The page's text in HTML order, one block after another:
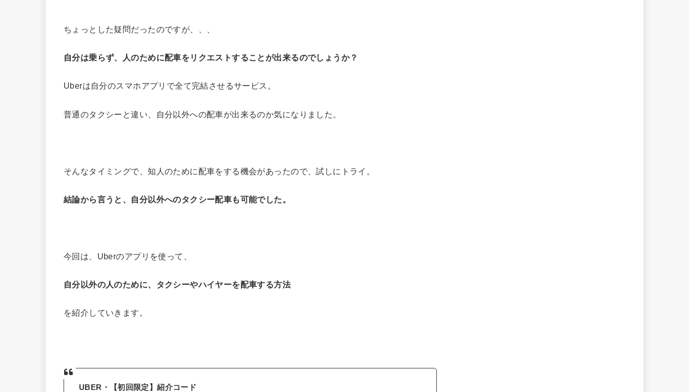
ちょっとした疑問だったのですが、、、
自分は乗らず、人のために配車をリクエストすることが出来るのでしょうか？
Uberは自分のスマホアプリで全て完結させるサービス。
普通のタクシーと違い、自分以外への配車が出来るのか気になりました。
そんなタイミングで、知人のために配車をする機会があったので、試しにトライ。
結論から言うと、自分以外へのタクシー配車も可能でした。
今回は、Uberのアプリを使って、
自分以外の人のために、タクシーやハイヤーを配車する方法
を紹介していきます。
UBER・【初回限定】紹介コード